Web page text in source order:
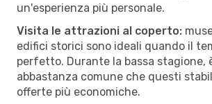
un'esperienza più personale.
Visita le attrazioni al coperto:
edifici storici sono ideali quando il
perfetto. Durante la bassa stagione,
abbastanza comune che questi
offerte più economiche.